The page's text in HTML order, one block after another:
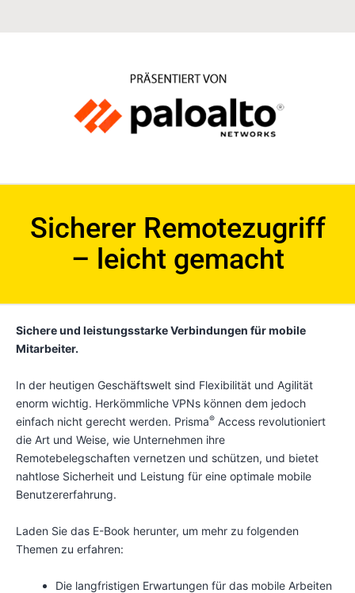
Sicherer Remotezugriff
– leicht gemacht
Sichere und leistungsstarke Verbindungen für mobile
Mitarbeiter.
In der heutigen Geschäftswelt sind Flexibilität und Agilität
enorm wichtig. Herkömmliche VPNs können dem jedoch
einfach nicht gerecht werden. Prisma® Access revolutioniert
die Art und Weise, wie Unternehmen ihre
Remotebelegschaften vernetzen und schützen, und bietet
nahtlose Sicherheit und Leistung für eine optimale mobile
Benutzererfahrung.
Laden Sie das E-Book herunter, um mehr zu folgenden
Themen zu erfahren:
Die langfristigen Erwartungen für das mobile Arbeiten